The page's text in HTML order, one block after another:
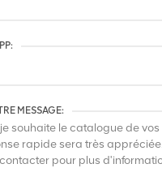
MESSAGE: